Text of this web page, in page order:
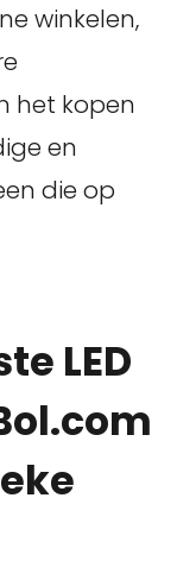
winkelen,
het kopen
en
die op
LED